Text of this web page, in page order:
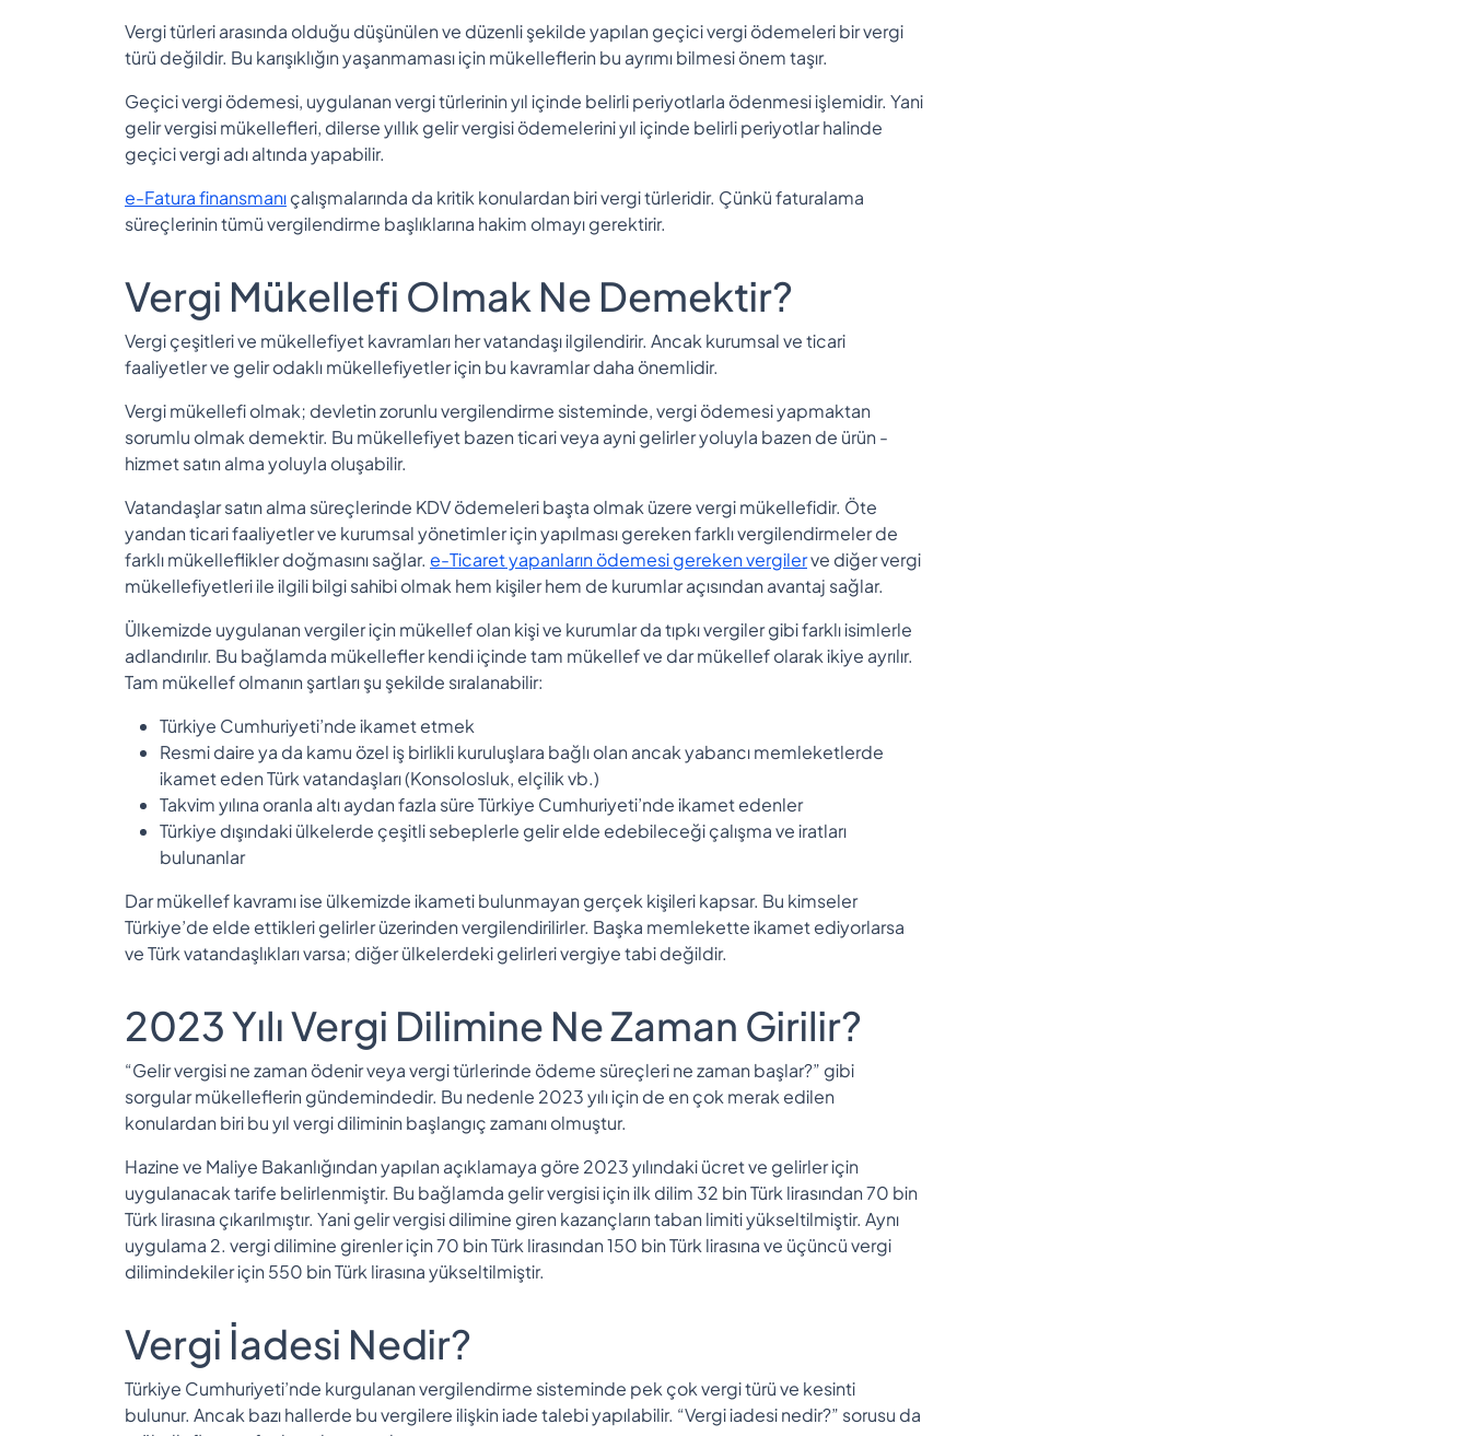
Vergi türleri arasında olduğu düşünülen ve düzenli şekilde yapılan geçici vergi ödemeleri bir vergi
türü değildir. Bu karışıklığın yaşanmaması için mükelleflerin bu ayrımı bilmesi önem taşır.
Geçici vergi ödemesi, uygulanan vergi türlerinin yıl içinde belirli periyotlarla ödenmesi işlemidir. Yani
gelir vergisi mükellefleri, dilerse yıllık gelir vergisi ödemelerini yıl içinde belirli periyotlar halinde
geçici vergi adı altında yapabilir.
e-Fatura finansmanıçalışmalarında da kritik konulardan biri vergi türleridir. Çünkü faturalama
süreçlerinin tümü vergilendirme başlıklarına hakim olmayı gerektirir.
Vergi Mükellefi Olmak Ne Demektir?
Vergi çeşitleri ve mükellefiyet kavramları her vatandaşı ilgilendirir. Ancak kurumsal ve ticari
faaliyetler ve gelir odaklı mükellefiyetler için bu kavramlar daha önemlidir.
Vergi mükellefi olmak; devletin zorunlu vergilendirme sisteminde, vergi ödemesi yapmaktan
sorumlu olmak demektir. Bu mükellefiyet bazen ticari veya ayni gelirler yoluyla bazen de ürün -
hizmet satın alma yoluyla oluşabilir.
Vatandaşlar satın alma süreçlerinde KDV ödemeleri başta olmak üzere vergi mükellefidir. Öte
yandan ticari faaliyetler ve kurumsal yönetimler için yapılması gereken farklı vergilendirmeler de
farklı mükelleflikler doğmasını sağlar. e-Ticaret yapanların ödemesi gereken vergilerve diğer vergi
mükellefiyetleri ile ilgili bilgi sahibi olmak hem kişiler hem de kurumlar açısından avantaj sağlar.
Ülkemizde uygulanan vergiler için mükellef olan kişi ve kurumlar da tıpkı vergiler gibi farklı isimlerle
adlandırılır. Bu bağlamda mükellefler kendi içinde tam mükellef ve dar mükellef olarak ikiye ayrılır.
Tam mükellef olmanın şartları şu şekilde sıralanabilir:
Türkiye Cumhuriyeti’nde ikamet etmek
Resmi daire ya da kamu özel iş birlikli kuruluşlara bağlı olan ancak yabancı memleketlerde
ikamet eden Türk vatandaşları (Konsolosluk, elçilik vb.)
Takvim yılına oranla altı aydan fazla süre Türkiye Cumhuriyeti’nde ikamet edenler
Türkiye dışındaki ülkelerde çeşitli sebeplerle gelir elde edebileceği çalışma ve iratları
bulunanlar
Dar mükellef kavramı ise ülkemizde ikameti bulunmayan gerçek kişileri kapsar. Bu kimseler
Türkiye’de elde ettikleri gelirler üzerinden vergilendirilirler. Başka memlekette ikamet ediyorlarsa
ve Türk vatandaşlıkları varsa; diğer ülkelerdeki gelirleri vergiye tabi değildir.
2023 Yılı Vergi Dilimine Ne Zaman Girilir?
“Gelir vergisi ne zaman ödenir veya vergi türlerinde ödeme süreçleri ne zaman başlar?” gibi
sorgular mükelleflerin gündemindedir. Bu nedenle 2023 yılı için de en çok merak edilen
konulardan biri bu yıl vergi diliminin başlangıç zamanı olmuştur.
Hazine ve Maliye Bakanlığından yapılan açıklamaya göre 2023 yılındaki ücret ve gelirler için
uygulanacak tarife belirlenmiştir. Bu bağlamda gelir vergisi için ilk dilim 32 bin Türk lirasından 70 bin
Türk lirasına çıkarılmıştır. Yani gelir vergisi dilimine giren kazançların taban limiti yükseltilmiştir. Aynı
uygulama 2. vergi dilimine girenler için 70 bin Türk lirasından 150 bin Türk lirasına ve üçüncü vergi
dilimindekiler için 550 bin Türk lirasına yükseltilmiştir.
Vergi İadesi Nedir?
Türkiye Cumhuriyeti’nde kurgulanan vergilendirme sisteminde pek çok vergi türü ve kesinti
bulunur. Ancak bazı hallerde bu vergilere ilişkin iade talebi yapılabilir. “Vergi iadesi nedir?” sorusu da